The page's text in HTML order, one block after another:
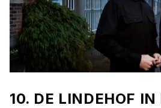
10. DE LINDEHOF IN